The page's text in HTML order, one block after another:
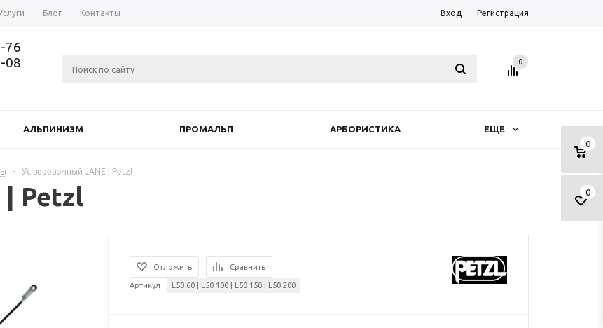
Блог Контакты Вход Регистрация
76
08
0
0
0
АЛЬПИНИЗМ ПРОМАЛЬП АРБОРИСТИКА ЕЩЕ
- Ус веревочный JANE | Petzl
| Petzl
Отложить Сравнить
Артикул L50 60 | L50 100 | L50 150 | L50 200